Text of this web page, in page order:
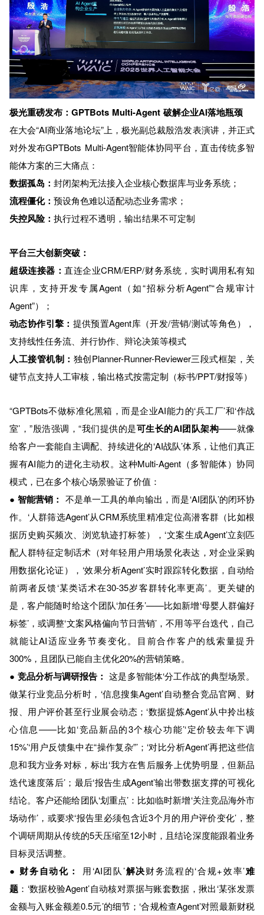
极光重磅发布：GPTBots Multi-Agent 破解企业AI落地瓶颈
在大会“AI商业落地论坛”上，极光副总裁殷浩发表演讲，并正式
对外发布GPTBots Multi-Agent智能体协同平台，直击传统多智
能体方案的三大痛点：
数据孤岛： 封闭架构无法接入企业核心数据库与业务系统；
流程僵化： 预设角色难以适配动态业务需求；
失控风险： 执行过程不透明，输出结果不可定制
平台三大创新突破：
超级连接器：直连企业CRM/ERP/财务系统，实时调用私有知
识库，支持开发专属Agent（如“招标分析Agent”“合规审计
Agent”）；
动态协作引擎： 提供预置Agent库（开发/营销/测试等角色），
支持线性任务流、并行协作、辩论决策等模式
人工接管机制： 独创Planner-Runner-Reviewer三段式框架，关
键节点支持人工审核，输出格式按需定制（标书/PPT/财报等）
“GPTBots不做标准化黑箱，而是企业AI能力的‘兵工厂’和‘作战
室’，”殷浩强调，“我们提供的是可生长的AI团队架构——就像
给客户一套能自主调配、持续进化的‘AI战队’体系，让他们真正
握有AI能力的进化主动权。这种Multi-Agent（多智能体）协同
模式，已在多个核心场景验证了价值：
●智能营销： 不是单一工具的单向输出，而是‘AI团队’的闭环协
作。‘人群筛选Agent’从CRM系统里精准定位高潜客群（比如根
据历史购买频次、浏览轨迹打标签），‘文案生成Agent’立刻匹
配人群特征定制话术（对年轻用户用场景化表达，对企业采购
用数据化论证），‘效果分析Agent’实时跟踪转化数据，自动给
前两者反馈‘某类话术在30-35岁客群转化率更高’。更关键的
是，客户能随时给这个团队‘加任务’——比如新增‘母婴人群偏好
标签’，或调整‘文案风格偏向节日营销’，不用等平台迭代，自己
就能让AI适应业务节奏变化。目前合作客户的线索量提升
300%，且团队已能自主优化20%的营销策略。
●竞品分析与调研报告： 这是多智能体‘分工作战’的典型场景。
做某行业竞品分析时，‘信息搜集Agent’自动整合竞品官网、财
报、用户评价甚至行业展会动态；‘数据提炼Agent’从中拎出核
心信息——比如‘竞品新品的3个核心功能’‘定价较去年下调
15%’‘用户反馈集中在“操作复杂”’；‘对比分析Agent’再把这些信
息和我方业务对标，标出‘我方在售后服务上优势明显，但新品
迭代速度落后’；最后‘报告生成Agent’输出带数据支撑的可视化
结论。客户还能给团队‘划重点’：比如临时新增‘关注竞品海外市
场动作’，或要求‘报告里必须包含近3个月的用户评价变化’，整
个调研周期从传统的5天压缩至12小时，且结论深度能跟着业务
目标灵活调整。
● 财务自动化： 用‘AI团队’解决财务流程的‘合规+效率’难
题 ：‘数据校验Agent’自动核对票据与账套数据，揪出‘某张发票
金额与入账金额差0.5元’的细节；‘合规检查Agent’对照最新财税